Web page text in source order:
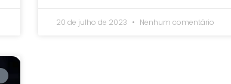
20 de julho de 2023 Nenhum comentário